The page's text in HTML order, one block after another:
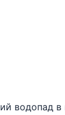
водопад